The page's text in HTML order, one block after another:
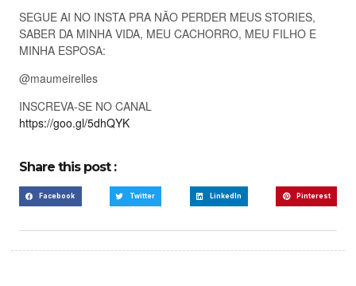
SEGUE AI NO INSTA PRA NÃO PERDER MEUS STORIES,
SABER DA MINHA VIDA, MEU CACHORRO, MEU FILHO E
MINHA ESPOSA:
@maumeirelles
INSCREVA-SE NO CANAL
https://goo.gl/5dhQYK
Share this post :
Facebook Twitter LinkedIn Pinterest